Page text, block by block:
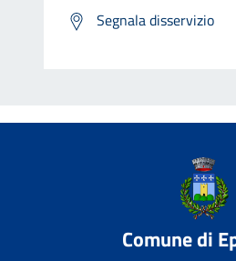
Segnala disservizio
Comune di